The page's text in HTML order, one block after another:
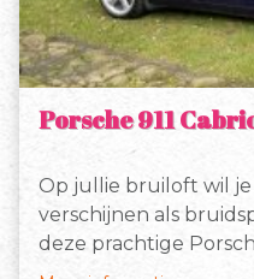
Porsche 911
Op jullie bruiloft wil
verschijnen als
deze prachtige
gebruiken als